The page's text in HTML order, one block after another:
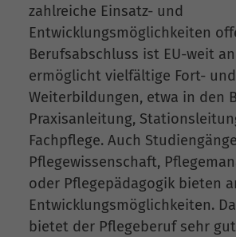
zahlreiche Einsatz- und
Entwicklungsmöglichkeiten
Berufsabschluss ist EU-weit
ermöglicht vielfältige Fort- und
Weiterbildungen, etwa in den
Praxisanleitung,
Fachpflege. Auch
Pflegewissenschaft,
oder Pflegepädagogik bieten
Entwicklungsmöglichkeiten.
bietet der Pflegeberuf sehr